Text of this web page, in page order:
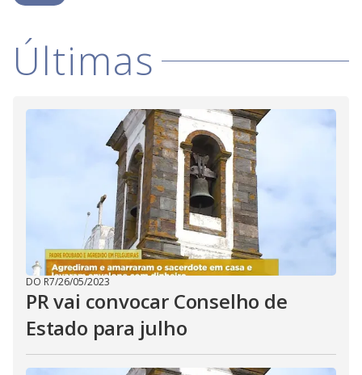
Últimas
DO R7/26/05/2023
PR vai convocar Conselho de
Estado para julho